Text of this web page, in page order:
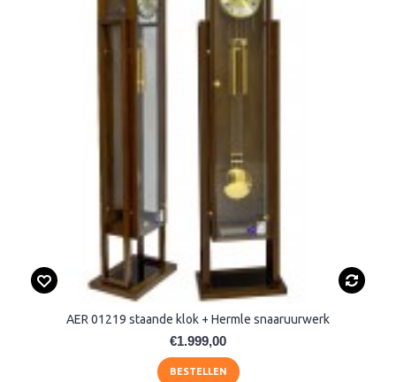
AER 01219 staande klok + Hermle snaaruurwerk
€1.999,00
BESTELLEN